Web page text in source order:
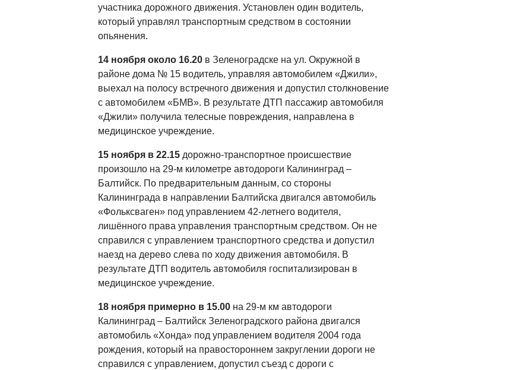
участника дорожного движения. Установлен один водитель,
который управлял транспортным средством в состоянии
опьянения.
14 ноября около 16.20в Зеленоградске на ул. Окружной в
районе дома № 15 водитель, управляя автомобилем «Джили»,
выехал на полосу встречного движения и допустил столкновение
с автомобилем «БМВ». В результате ДТП пассажир автомобиля
«Джили» получила телесные повреждения, направлена в
медицинское учреждение.
15 ноября в 22.15дорожно-транспортное происшествие
произошло на 29-м километре автодороги Калининград –
Балтийск. По предварительным данным, со стороны
Калининграда в направлении Балтийска двигался автомобиль
«Фольксваген» под управлением 42-летнего водителя,
лишённого права управления транспортным средством. Он не
справился с управлением транспортного средства и допустил
наезд на дерево слева по ходу движения автомобиля. В
результате ДТП водитель автомобиля госпитализирован в
медицинское учреждение.
18 ноября примерно в 15.00на 29-м км автодороги
Калининград – Балтийск Зеленоградского района двигался
автомобиль «Хонда» под управлением водителя 2004 года
рождения, который на правостороннем закруглении дороги не
справился с управлением, допустил съезд с дороги с